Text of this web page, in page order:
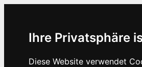
Ihre Privatsphäre
Diese Website verwendet